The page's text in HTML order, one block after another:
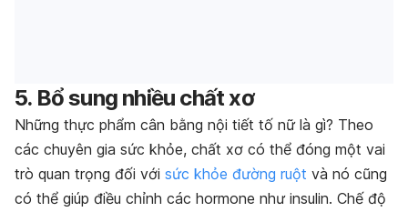
5. Bổ sung nhiều chất xơ
Những thực phẩm cân bằng nội tiết tố nữ là gì? Theo
các chuyên gia sức khỏe, chất xơ có thể đóng một vai
trò quan trọng đối với sức khỏe đường ruột và nó cũng
có thể giúp điều chỉnh các hormone như insulin. Chế độ